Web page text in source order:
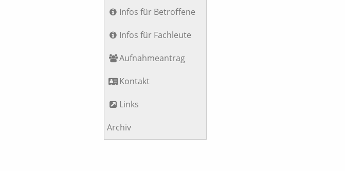
Infos für Betroffene
Infos für Fachleute
Aufnahmeantrag
Kontakt
Links
Archiv